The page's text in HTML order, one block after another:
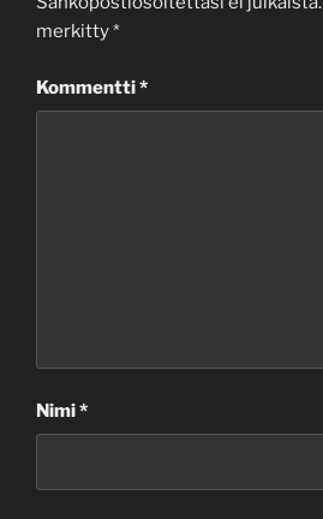
merkitty*
Kommentti*
Nimi*